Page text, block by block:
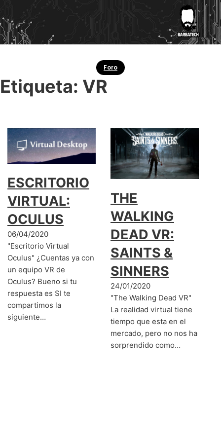
Foro
Etiqueta: VR
ESCRITORIO
VIRTUAL:
OCULUS
06/04/2020
"Escritorio Virtual
Oculus" ¿Cuentas ya con
un equipo VR de
Oculus? Bueno si tu
respuesta es SI te
compartimos la
siguiente…
THE
WALKING
DEAD VR:
SAINTS &
SINNERS
24/01/2020
"The Walking Dead VR"
La realidad virtual tiene
tiempo que esta en el
mercado, pero no nos ha
sorprendido como…